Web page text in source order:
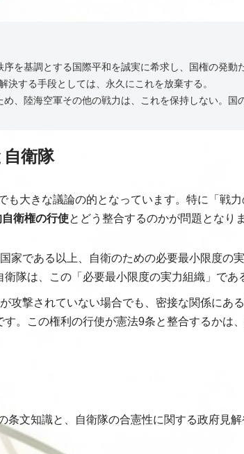
を基調とする国際平和を誠実に希求し、国権の発動
決する手段としては、永久にこれを放棄する。
衛隊
も大きな議論の的となっています。特に「戦力
衛権の行使とどう整合するのかが問題となりま
家である以上、自衛のための必要最小限度の
隊は、この「必要最小限度の実力組織」であ
攻撃されていない場合でも、密接な関係にあ
す。この権利の行使が憲法9条と整合するかは
条文知識と、自衛隊の合憲性に関する政府見